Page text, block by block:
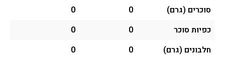
סוכרים (גרם)
0
0
כפיות סוכר
0
0
חלבונים (גרם)
0
0